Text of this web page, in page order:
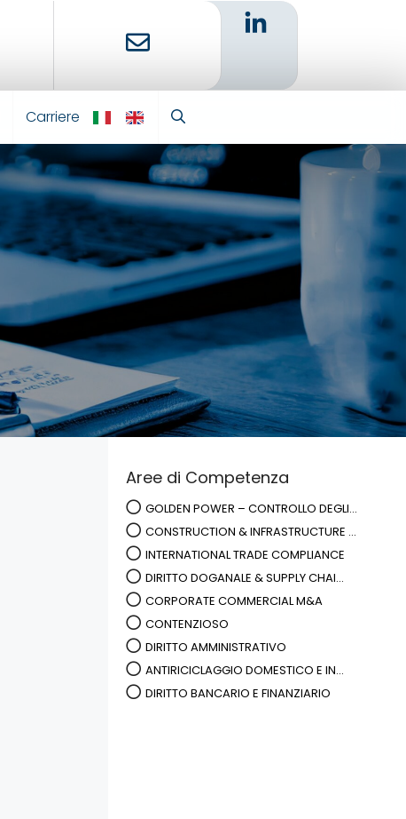
Carriere
Aree di Competenza
GOLDEN POWER – CONTROLLO DEGLI...
CONSTRUCTION & INFRASTRUCTURE ...
INTERNATIONAL TRADE COMPLIANCE
DIRITTO DOGANALE & SUPPLY CHAI...
CORPORATE COMMERCIAL M&A
CONTENZIOSO
DIRITTO AMMINISTRATIVO
ANTIRICICLAGGIO DOMESTICO E IN...
DIRITTO BANCARIO E FINANZIARIO